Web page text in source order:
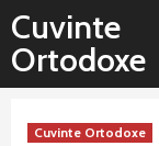
Sari
conținut
Cuvinte
Ortodoxe
Cuvinte Ortodoxe